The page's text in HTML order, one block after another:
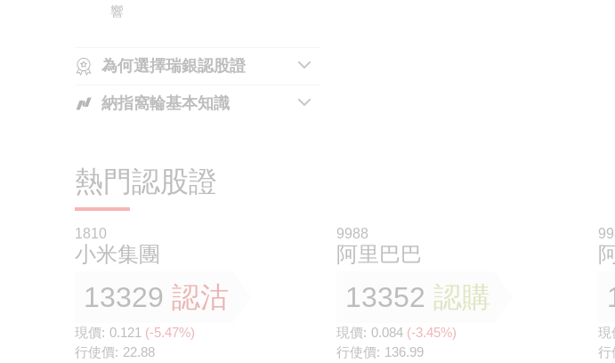
響
為何選擇瑞銀認股證
發行商的角色
納指窩輪基本知識
納斯達克100指數嘅成份股有幾大
睇啱納指走勢，但無美股戶口，兼
升跌？
期貨同認股證都係槓桿產品，但係
佢哋有乜分別？
熱門認股證
1810
小米集團
13329 認沽
現價: 0.121 (-5.47%)
行使價: 22.88
9988
阿里巴巴
13352 認購
現價: 0.084 (-3.45%)
行使價: 136.99
現
行